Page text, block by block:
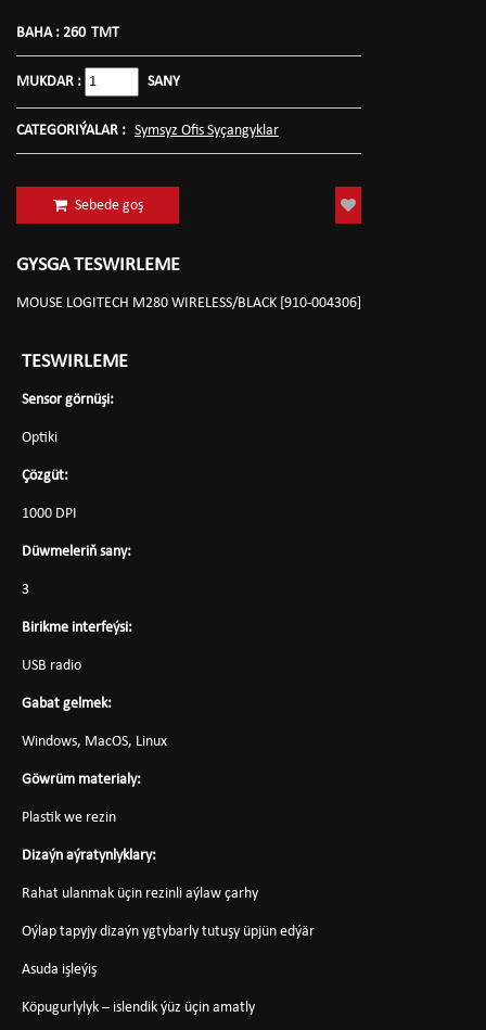
BAHA : 260 TMT
MUKDAR : SANY
CATEGORIÝALAR : Symsyz Ofis Syçangyklar
Sebede goş
GYSGA TESWIRLEME
MOUSE LOGITECH M280 WIRELESS/BLACK [910-004306]
TESWIRLEME
Sensor görnüşi:
Optiki
Çözgüt:
1000 DPI
Düwmeleriň sany:
3
Birikme interfeýsi:
USB radio
Gabat gelmek:
Windows, MacOS, Linux
Göwrüm materialy:
Plastik we rezin
Dizaýn aýratynlyklary:
Rahat ulanmak üçin rezinli aýlaw çarhy
Oýlap tapyjy dizaýn ygtybarly tutuşy üpjün edýär
Asuda işleýiş
Köpugurlylyk – islendik ýüz üçin amatly